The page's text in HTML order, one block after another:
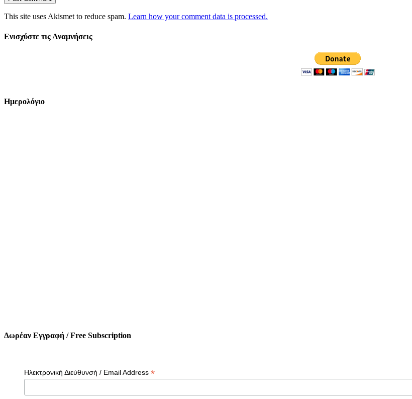
This site uses Akismet to reduce spam. Learn how your comment data is processed.
Ενισχύστε τις Αναμνήσεις
Ημερολόγιο
Δωρέαν Εγγραφή / Free Subscription
Ηλεκτρονική Διεύθυνσή / Email Address *